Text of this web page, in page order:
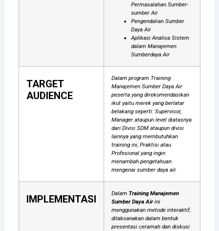
Permasalahan Sumber-
sumber Air
Pengendalian Sumber
Daya Air
Aplikasi Analisa Sistem
dalam Manajemen
Sumberdaya Air
TARGET
AUDIENCE
Dalam program Training
Manajemen Sumber Daya Air
peserta yang direkomendasikan
ikut yaitu merek yang berlatar
belakang seperti: Supervisor,
Manager ataupun level diatasnya
dari Divisi SDM ataupun divisi
lainnya yang membutuhkan
training ini, Praktisi atau
Profesional yang ingin
menambah pengetahuan
mengenai sumber daya air.
IMPLEMENTASI Dalam Training Manajemen
Sumber Daya Airini
menggunakan metode interaktif,
dilaksanakan dalam bentuk
presentasi ceramah dan diskusi